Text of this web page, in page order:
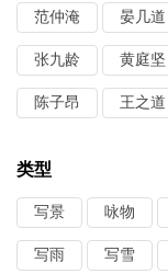
范仲淹 晏几道
张九龄 黄庭坚
陈子昂 王之道
类型
写景 咏物
写雨 写雪